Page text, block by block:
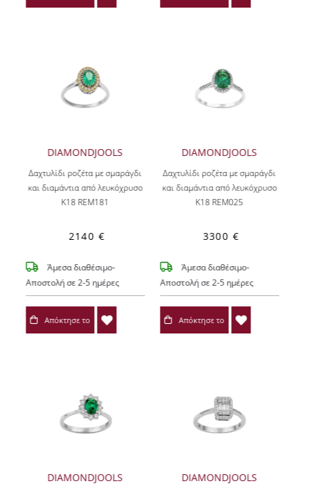
DIAMONDJOOLS
Δαχτυλίδι ροζέτα με σμαράγδι
και διαμάντια από λευκόχρυσο
Κ18 REM181
2140 €
Άμεσα διαθέσιμο-
Αποστολή σε 2-5 ημέρες
Απόκτησε το
DIAMONDJOOLS
Δαχτυλίδι ροζέτα με σμαράγδι
και διαμάντια από λευκόχρυσο
Κ18 REM025
3300 €
Άμεσα διαθέσιμο-
Αποστολή σε 2-5 ημέρες
Απόκτησε το
DIAMONDJOOLS DIAMONDJOOLS